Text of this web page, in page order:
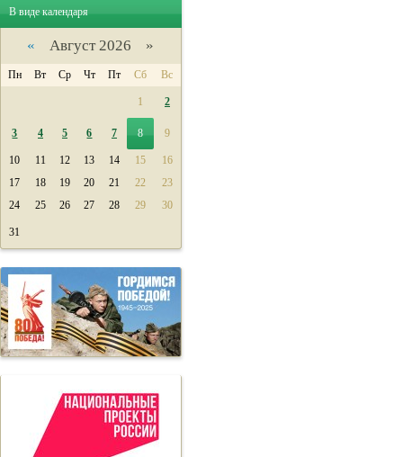
В виде календаря
« Август 2026 »
Пн Вт Ср Чт Пт Сб Вс
1 2
3 4 5 6 7 8 9
10 11 12 13 14 15
16
17
18 19 20 21 22
23
24
25 26 27 28 29 30
31